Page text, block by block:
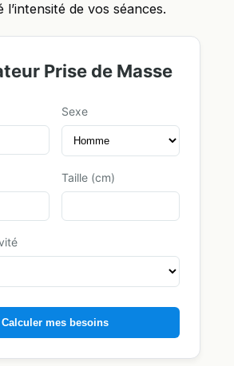
l’intensité de vos séances.
Prise de Masse
Sexe
Taille (cm)
Calculer mes besoins